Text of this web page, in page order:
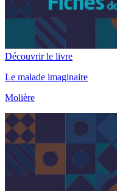
Découvrir le livre
Le malade imaginaire
Molière